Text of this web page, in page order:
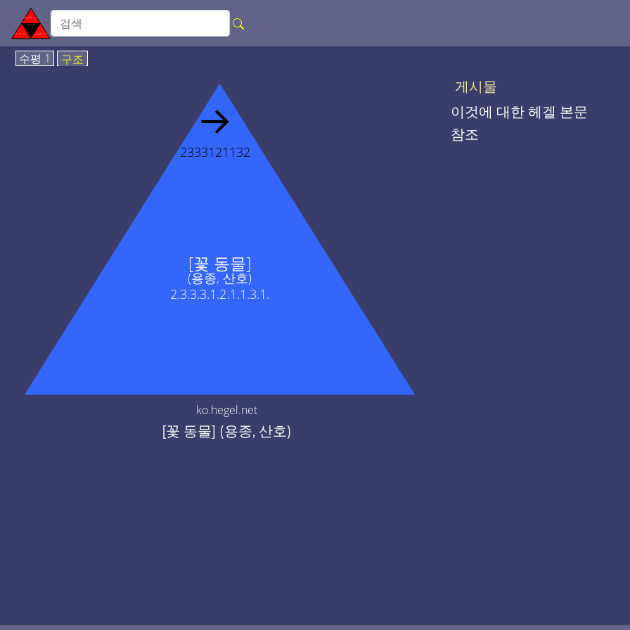
수평 1 구조
[꽃 동물]
(용종, 산호)
2.3.3.3.1.2.1.1.3.1.
→
2333121132
ko.hegel.net
[꽃 동물] (용종, 산호)
게시물
이것에 대한 헤겔 본문
참조